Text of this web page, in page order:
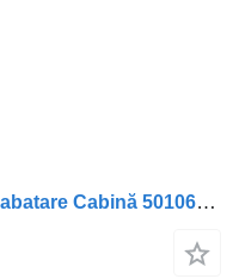
Cilindru hidraulic Cilindru de Rabatare Cabină 5010629108 pentru camion Renault 5010629108/5010629093